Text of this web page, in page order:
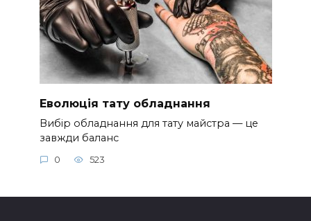
Еволюція тату обладнання
Вибір обладнання для тату майстра — це
завжди баланс
0 523